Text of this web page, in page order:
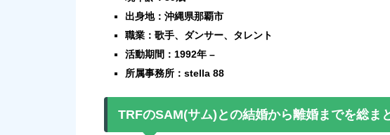
出身地：沖縄県那覇市
職業：歌手、ダンサー、タレント
活動期間：1992年 –
所属事務所：stella 88
TRFのSAM(サム)との結婚から離婚までを総ま